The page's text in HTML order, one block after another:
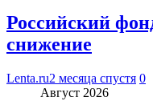
Российский
снижение
Lenta.ru2 месяца спустя 0
Август 2026